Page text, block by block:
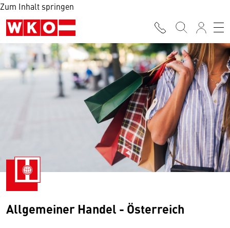
Zum Inhalt springen
Allgemeiner Handel - Österreich